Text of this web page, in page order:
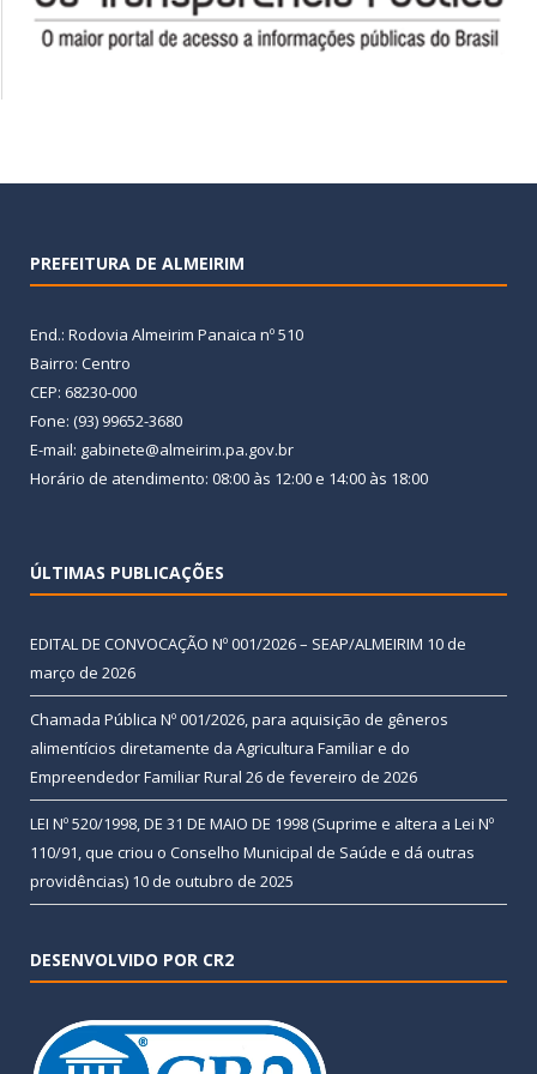
PREFEITURA DE ALMEIRIM
End.: Rodovia Almeirim Panaica nº 510
Bairro: Centro
CEP: 68230-000
Fone: (93) 99652-3680
E-mail: gabinete@almeirim.pa.gov.br
Horário de atendimento: 08:00 às 12:00 e 14:00 às 18:00
ÚLTIMAS PUBLICAÇÕES
EDITAL DE CONVOCAÇÃO Nº 001/2026 – SEAP/ALMEIRIM 10 de
março de 2026
Chamada Pública Nº 001/2026, para aquisição de gêneros
alimentícios diretamente da Agricultura Familiar e do
Empreendedor Familiar Rural 26 de fevereiro de 2026
LEI Nº 520/1998, DE 31 DE MAIO DE 1998 (Suprime e altera a Lei Nº
110/91, que criou o Conselho Municipal de Saúde e dá outras
providências) 10 de outubro de 2025
DESENVOLVIDO POR CR2